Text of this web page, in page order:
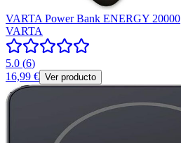
VARTA Power Bank ENERGY 20000
VARTA
5.0 (6)
16,99 € Ver producto